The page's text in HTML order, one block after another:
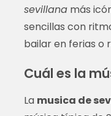
sevillanamás
sencillas con
bailar en ferias o
Cuál es la
La musica de